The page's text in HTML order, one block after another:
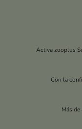
Activa zooplus
Con la
Más